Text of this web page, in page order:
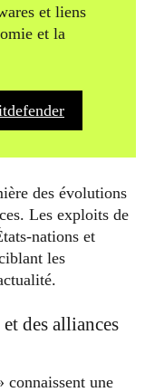
et liens
et la
des évolutions
Les exploits de
nations et
les
des alliances
connaissent une